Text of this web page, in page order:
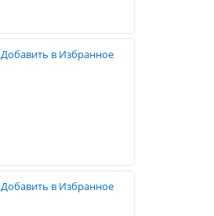
Добавить в Избранное
Добавить в Избранное